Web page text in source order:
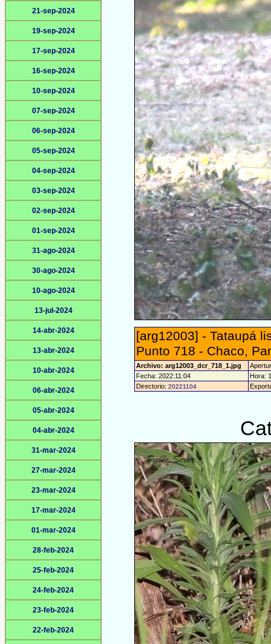
21-sep-2024
19-sep-2024
17-sep-2024
16-sep-2024
10-sep-2024
07-sep-2024
06-sep-2024
05-sep-2024
04-sep-2024
03-sep-2024
02-sep-2024
01-sep-2024
31-ago-2024
30-ago-2024
10-ago-2024
13-jul-2024
14-abr-2024
13-abr-2024
10-abr-2024
06-abr-2024
05-abr-2024
04-abr-2024
31-mar-2024
27-mar-2024
23-mar-2024
17-mar-2024
01-mar-2024
28-feb-2024
25-feb-2024
24-feb-2024
23-feb-2024
22-feb-2024
[arg12003] - Tataupá
Punto 718 - Chaco,
Archivo: arg12003_dcr_718_1.jpg
Fecha: 2022:11:04
Hora:
Directorio: 20221104